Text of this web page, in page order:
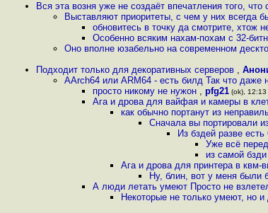
Вся эта возня уже не создаёт впечатления того, что
Выставляют приоритеты, с чем у них всегда
обновитесь в точку да смотрите, хтож
Особенно всяким нахам-похам с 32-
Оно вполне юзабельно на современном
Подходит только для декоративных серверов ,
AArch64 или ARM64 - есть билд Так что
просто никому не нужон , pfg21 (ok),
Ага и дрова для вайфая и камеры в
как обычно портанут из
Сначала вы портировали
Из бздей разве есть
Уже всё
из самой
Ага и дрова для принтера в квм-
Ну, блин, вот у меня были
А люди летать умеют Просто не
Некоторые не только умеют, но